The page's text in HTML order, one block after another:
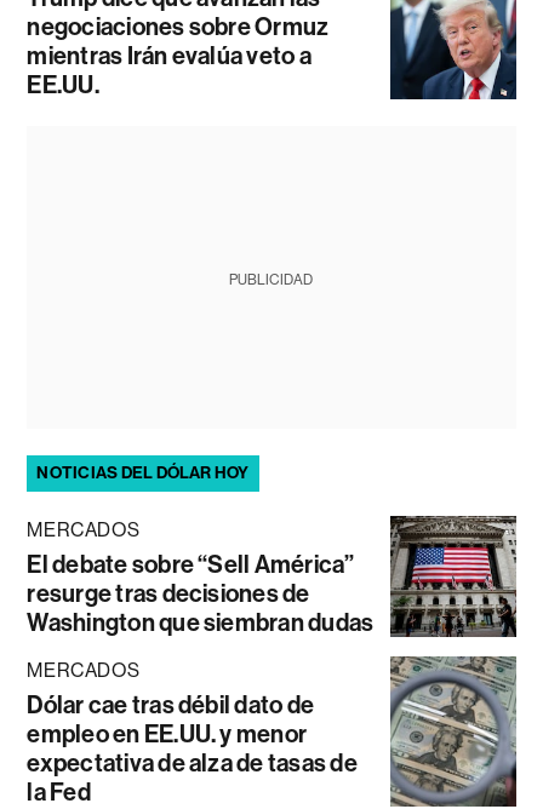
negociaciones sobre Ormuz
mientras Irán evalúa veto a
EE.UU.
PUBLICIDAD
NOTICIAS DEL DÓLAR HOY
MERCADOS
El debate sobre “Sell América”
resurge tras decisiones de
Washington que siembran dudas
MERCADOS
Dólar cae tras débil dato de
empleo en EE.UU. y menor
expectativa de alza de tasas de
la Fed